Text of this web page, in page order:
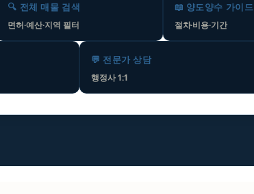
🔍 전체 매물 검색
면허·예산·지역 필터
📖 양도양수 가이드
절차·비용·기간
💬 전문가 상담
행정사 1:1